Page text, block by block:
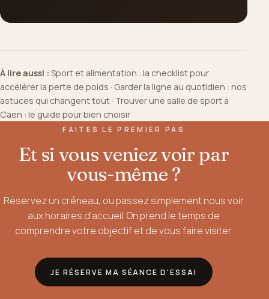
À lire aussi : Sport et alimentation : la checklist pour
accélérer la perte de poids · Garder la ligne au quotidien : nos
astuces qui changent tout · Trouver une salle de sport à
Caen : le guide pour bien choisir
FAITES LE PREMIER PAS
Et si vous veniez voir par
vous-même ?
Réservez un créneau, ou passez simplement nous voir
aux horaires d'accueil. On prend le temps de
comprendre votre objectif et de vous faire visiter.
JE RÉSERVE MA SÉANCE D'ESSAI